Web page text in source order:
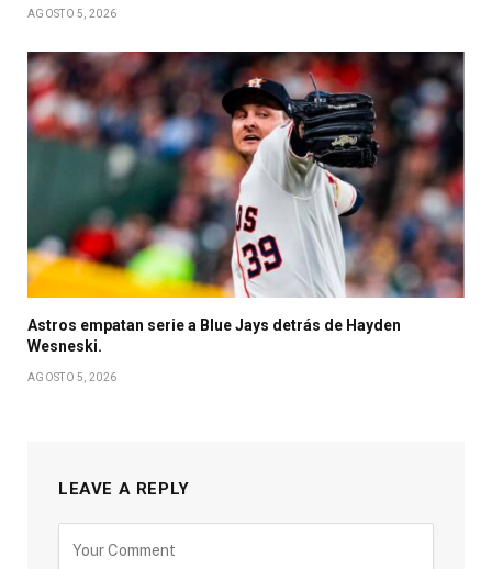
AGOSTO 5, 2026
Astros empatan serie a Blue Jays detrás de Hayden
Wesneski.
AGOSTO 5, 2026
LEAVE A REPLY